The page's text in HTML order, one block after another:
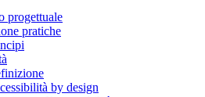
progettuale
pratiche
by design